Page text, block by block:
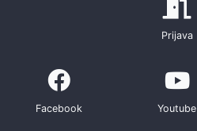
Prijava
Facebook Youtube